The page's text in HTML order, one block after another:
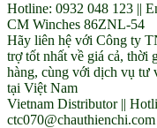
Hotline: 0932 048 123 ||
CM Winches 86ZNL-54
Hãy liên hệ với Công ty
trợ tốt nhất về giá cả, thời
hàng, cùng với dịch vụ tư
tại Việt Nam
Vietnam Distributor ||
ctc070@chauthienchi.com